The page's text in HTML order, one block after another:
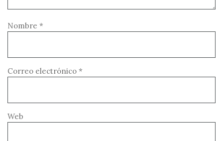
Nombre *
Correo electrónico *
Web